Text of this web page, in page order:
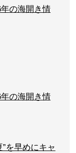
の海開き情
の海開き情
を早めにキャ